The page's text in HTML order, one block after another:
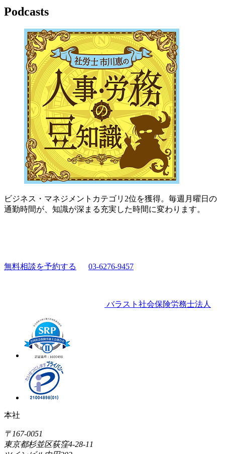
Podcasts
ビジネス・マネジメントカテゴリ2位を獲得。毎週月曜日の
通勤時間が、知識が深まる充実した時間に変わります。
無料相談を予約する 03-6276-9457
バラスト社会保険労務士法人
本社
〒167-0051
東京都杉並区荻窪4-28-11